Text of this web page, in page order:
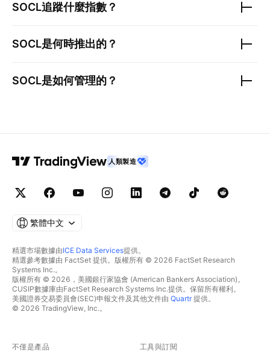
SOCL追蹤什麼指數？
SOCL是何時推出的？
SOCL是如何管理的？
人類製造
繁體中文
精選市場數據由ICE Data Services提供。
精選參考數據由 FactSet 提供。版權所有 © 2026 FactSet Research
Systems Inc.。
版權所有 © 2026，美國銀行家協會 (American Bankers Association)。
CUSIP數據庫由FactSet Research Systems Inc.提供。保留所有權利。
美國證券交易委員會(SEC)申報文件及其他文件由 Quartr提供。
© 2026 TradingView, Inc.。
不僅是產品 工具與訂閱